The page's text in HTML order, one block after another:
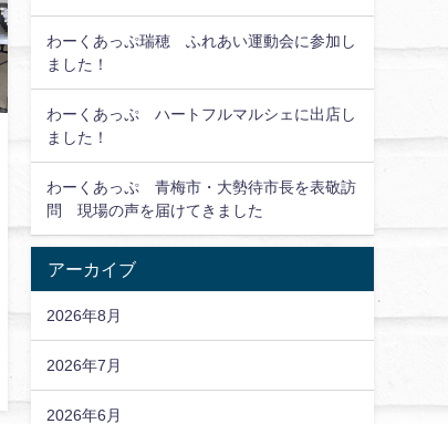
わーくあっぷ瑞穂 ふれあい運動会に参加し
ました！
わーくあっぷ ハートフルマルシェに出店し
ました！
わーくあっぷ 青梅市・大勢待市長を表敬訪
問 現場の声を届けてきました
アーカイブ
2026年8月
2026年7月
2026年6月